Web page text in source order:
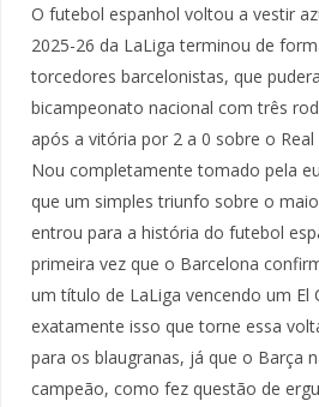
O futebol espanhol voltou a vestir
2025-26 da LaLiga terminou de
torcedores barcelonistas, que
bicampeonato nacional com três
após a vitória por 2 a 0 sobre o
Nou completamente tomado pela
que um simples triunfo sobre o
entrou para a história do futebol
primeira vez que o Barcelona
um título de LaLiga vencendo um El
exatamente isso que torne essa
para os blaugranas, já que o Barça
campeão, como fez questão de